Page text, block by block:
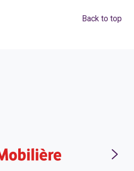
Back to top